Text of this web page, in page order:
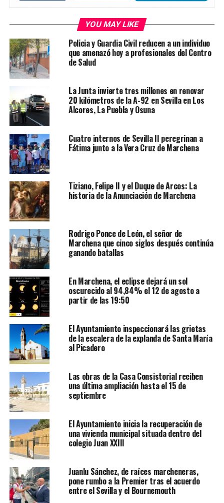
YOU MAY LIKE
Policia y Guardia Civil reducen a un individuo
que amenazó hoy a profesionales del Centro
de Salud
La Junta invierte tres millones en renovar
20 kilómetros de la A-92 en Sevilla en Los
Alcores, La Puebla y Osuna
Cuatro internos de Sevilla II peregrinan a
Fátima junto a la Vera Cruz de Marchena
Tiziano, Felipe II y el Duque de Arcos: La
historia de la Anunciación de Marchena
Rodrigo Ponce de León, el señor de
Marchena que cinco siglos después continúa
ganando batallas
En Marchena, el eclipse dejará un sol
oscurecido al 94,84% el 12 de agosto a
partir de las 19:50
El Ayuntamiento inspeccionará las grietas
de la escalera de la explanda de Santa María
al Picadero
Las obras de la Casa Consistorial reciben
una última ampliación hasta el 15 de
septiembre
El Ayuntamiento inicia la recuperación de
una vivienda municipal situada dentro del
colegio Juan XXIII
Juanlu Sánchez, de raíces marcheneras,
pone rumbo a la Premier tras el acuerdo
entre el Sevilla y el Bournemouth